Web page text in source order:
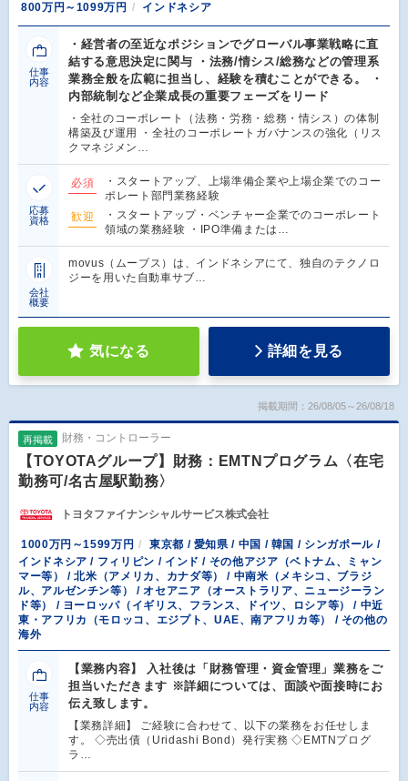
800万円～1099万円 インドネシア
仕事
内容
・経営者の至近なポジションでグローバル事業戦略に直
結する意思決定に関与 ・法務/情シス/総務などの管理系
業務全般を広範に担当し、経験を積むことができる。 ・
内部統制など企業成長の重要フェーズをリード
・全社のコーポレート（法務・労務・総務・情シス）の体制
構築及び運用 ・全社のコーポレートガバナンスの強化（リス
クマネジメン…
応募
資格
必須
・スタートアップ、上場準備企業や上場企業でのコー
ポレート部門業務経験
歓迎
・スタートアップ・ベンチャー企業でのコーポレート
領域の業務経験 ・IPO準備または…
会社
概要
movus（ムーブス）は、インドネシアにて、独自のテクノロ
ジーを用いた自動車サブ…
気になる 詳細を見る
掲載期間：26/08/05～26/08/18
再掲載 財務・コントローラー
【TOYOTAグループ】財務：EMTNプログラム〈在宅
勤務可/名古屋駅勤務〉
トヨタファイナンシャルサービス株式会社
1000万円～1599万円
東京都 / 愛知県 / 中国 / 韓国 / シンガポール /
インドネシア / フィリピン / インド / その他アジア（ベトナム、ミャン
マー等） / 北米（アメリカ、カナダ等） / 中南米（メキシコ、ブラジ
ル、アルゼンチン等） / オセアニア（オーストラリア、ニュージーラン
ド等） / ヨーロッパ（イギリス、フランス、ドイツ、ロシア等） / 中近
東・アフリカ（モロッコ、エジプト、UAE、南アフリカ等） / その他の
海外
仕事
内容
【業務内容】 入社後は「財務管理・資金管理」業務をご
担当いただきます ※詳細については、面談や面接時にお
伝え致します。
【業務詳細】 ご経験に合わせて、以下の業務をお任せしま
す。 ◇売出債（Uridashi Bond）発行実務 ◇EMTNプログ
ラ…